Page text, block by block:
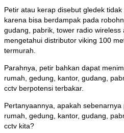
Petir atau kerap disebut gledek
karena bisa berdampak pada
gudang, pabrik, tower radio wireless
mengetahui distributor viking 100
termurah.
Parahnya, petir bahkan dapat
rumah, gedung, kantor, gudang,
cctv berpotensi terbakar.
Pertanyaannya, apakah
rumah, gedung, kantor, gudang,
cctv kita?